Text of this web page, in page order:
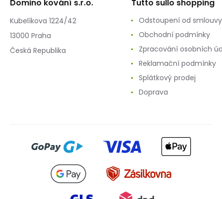
Domino kování s.r.o.
Kubelíkova 1224/42
13000 Praha
Česká Republika
Tutto sullo shopping
Odstoupení od smlouvy
Obchodní podmínky
Zpracování osobních
Reklamační podmínky
Splátkový prodej
Doprava